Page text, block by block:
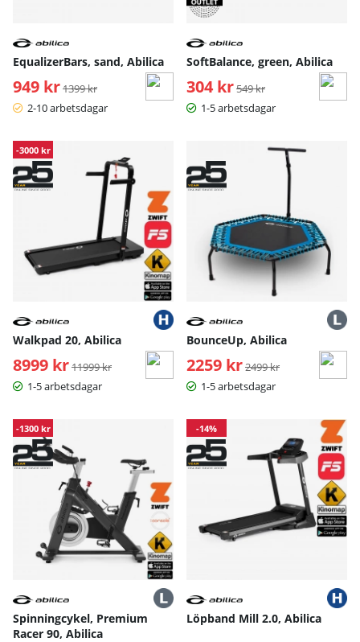
EqualizerBars, sand, Abilica
949 kr Ordinarie pris:
1399 kr
2-10 arbetsdagar
SoftBalance, green, Abilica
304 kr Ordinarie pris:
549 kr
1-5 arbetsdagar
-3000 kr
Walkpad 20, Abilica
8999 kr Ordinarie pris:
11999 kr
1-5 arbetsdagar
BounceUp, Abilica
2259 kr Ordinarie pris:
2499 kr
1-5 arbetsdagar
-1300 kr
Spinningcykel, Premium
Racer 90, Abilica
-14%
Löpband Mill 2.0, Abilica